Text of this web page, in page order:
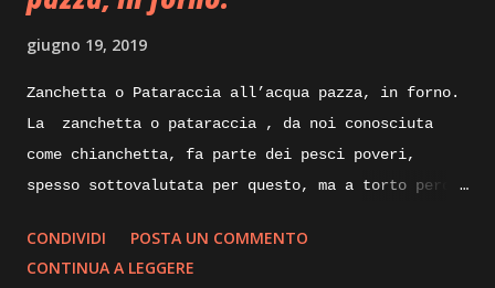
giugno 19, 2019
Zanchetta o Pataraccia all’acqua pazza, in forno.
La zanchetta o pataraccia , da noi conosciuta
come chianchetta, fa parte dei pesci poveri,
spesso sottovalutata per questo, ma a torto perche
grassi. Nelle sue taglie piccole e utilizzata
fritta, ma nelle taglie degli esemplari maturi
CONDIVIDI
POSTA UN COMMENTO
CONTINUA A LEGGERE